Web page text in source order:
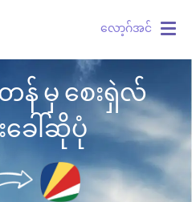
လော့ဂ်အင်
န် မှ စေးရှဲလ်
ခေါ်ဆိုပုံ